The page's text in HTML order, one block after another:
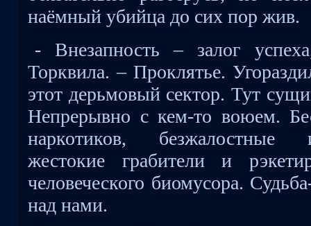
наёмный убийца до сих пор жив.
- Внезапность – залог
Торквила. – Проклятье.
этот дерьмовый сектор. Тут
Непрерывно с кем-то воюем.
наркотиков, безжалостные
жестокие грабители и
человеческого биомусора.
над нами.